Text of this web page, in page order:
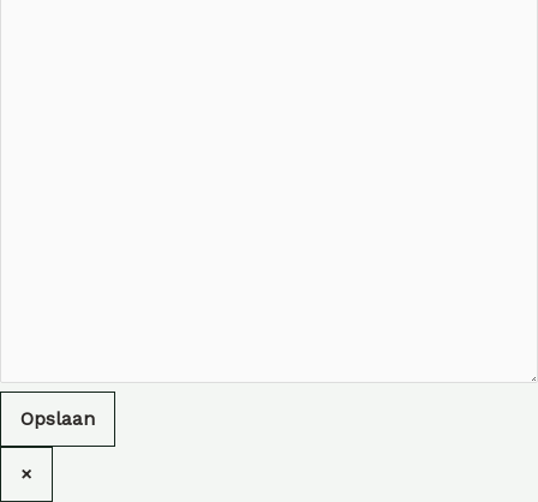
Opslaan
×